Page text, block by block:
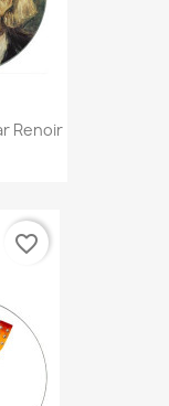
Renoir
favorite_border